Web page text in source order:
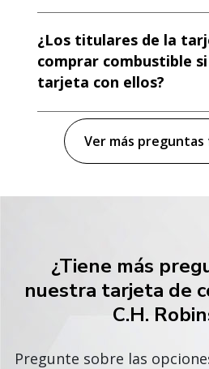
¿Los titulares de la
comprar combustible
tarjeta con ellos?
Ver más
¿Tiene más
nuestra tarjeta de
C.H.
Pregunte sobre las